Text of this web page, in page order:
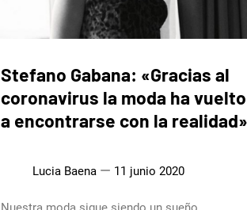
STYLE
Stefano Gabana: «Gracias al
coronavirus la moda ha vuelto
a encontrarse con la realidad»
Lucia Baena 11 junio 2020